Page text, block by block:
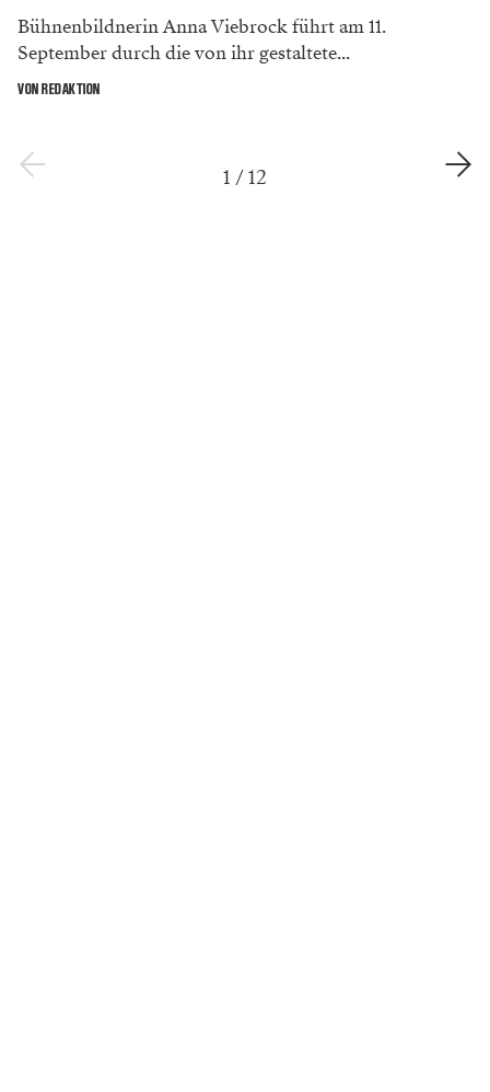
Bühnenbildnerin Anna Viebrock führt am 11.
September durch die von ihr gestaltete...
VON REDAKTION
1 /12